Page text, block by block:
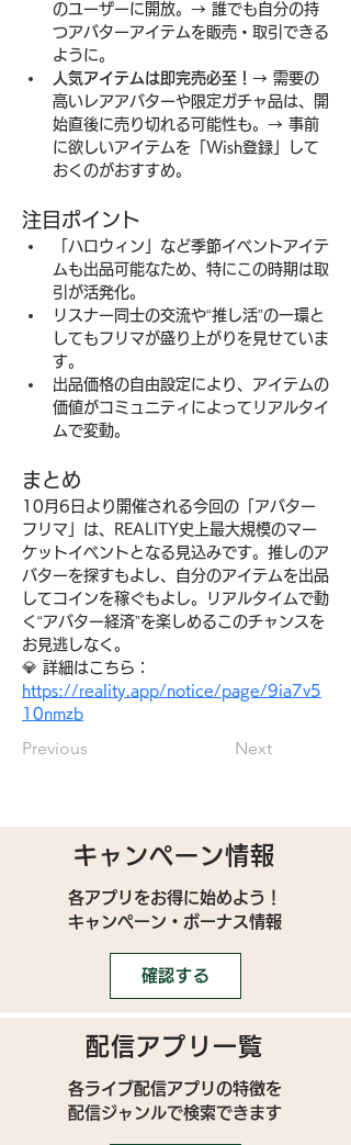
のユーザーに開放。→ 誰でも自分の持
つアバターアイテムを販売・取引できる
ように。
人気アイテムは即完売必至！ → 需要の
高いレアアバターや限定ガチャ品は、開
始直後に売り切れる可能性も。→ 事前
に欲しいアイテムを「Wish登録」して
おくのがおすすめ。
注目ポイント
「ハロウィン」など季節イベントアイテ
ムも出品可能なため、特にこの時期は取
引が活発化。
リスナー同士の交流や“推し活”の一環と
してもフリマが盛り上がりを見せていま
す。
出品価格の自由設定により、アイテムの
価値がコミュニティによってリアルタイ
ムで変動。
まとめ
10月6日より開催される今回の「アバター
フリマ」は、REALITY史上最大規模のマー
ケットイベントとなる見込みです。推しのア
バターを探すもよし、自分のアイテムを出品
してコインを稼ぐもよし。リアルタイムで動
く“アバター経済”を楽しめるこのチャンスを
お見逃しなく。
💎 詳細はこちら：
https://reality.app/notice/page/9ia7v5
10nmzb
Previous Next
キャンペーン情報
各アプリをお得に始めよう！
キャンペーン・ボーナス情報
確認する
配信アプリ一覧
各ライブ配信アプリの特徴を
配信ジャンルで検索できます